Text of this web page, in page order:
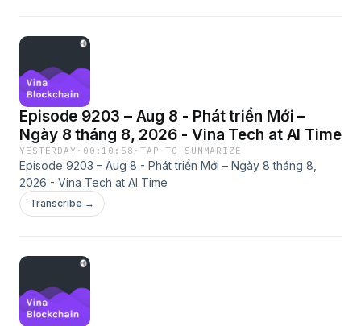
Episode 9203 – Aug 8 - Phát triển Mới –
Ngày 8 tháng 8, 2026 - Vina Tech at AI Time
YESTERDAY · 00:10:58 · TAP TO SUMMARIZE
Episode 9203 – Aug 8 - Phát triển Mới – Ngày 8 tháng 8,
2026 - Vina Tech at AI Time
Transcribe →